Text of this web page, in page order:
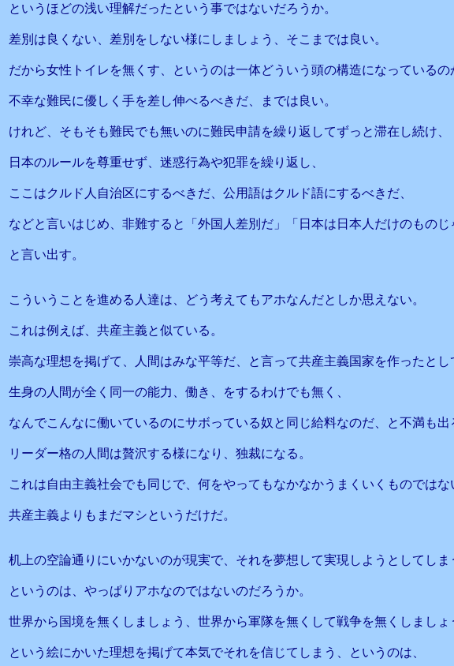
というほどの浅い理解だったという事ではないだろうか。
差別は良くない、差別をしない様にしましょう、そこまでは良い。
だから女性トイレを無くす、というのは一体どういう頭の構造になっているの
不幸な難民に優しく手を差し伸べるべきだ、までは良い。
けれど、そもそも難民でも無いのに難民申請を繰り返してずっと滞在し続け、
日本のルールを尊重せず、迷惑行為や犯罪を繰り返し、
ここはクルド人自治区にするべきだ、公用語はクルド語にするべきだ、
などと言いはじめ、非難すると「外国人差別だ」「日本は日本人だけのものじ
と言い出す。
こういうことを進める人達は、どう考えてもアホなんだとしか思えない。
これは例えば、共産主義と似ている。
崇高な理想を掲げて、人間はみな平等だ、と言って共産主義国家を作ったとし
生身の人間が全く同一の能力、働き、をするわけでも無く、
なんでこんなに働いているのにサボっている奴と同じ給料なのだ、と不満も出
リーダー格の人間は贅沢する様になり、独裁になる。
これは自由主義社会でも同じで、何をやってもなかなかうまくいくものではな
共産主義よりもまだマシというだけだ。
机上の空論通りにいかないのが現実で、それを夢想して実現しようとしてしま
というのは、やっぱりアホなのではないのだろうか。
世界から国境を無くしましょう、世界から軍隊を無くして戦争を無くしましょ
という絵にかいた理想を掲げて本気でそれを信じてしまう、というのは、